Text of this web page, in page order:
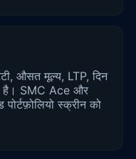
औसत मूल्य, LTP, दिन
है। SMC Ace और
स्क्रीन को